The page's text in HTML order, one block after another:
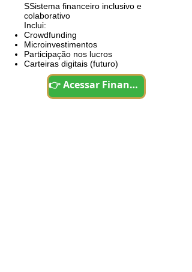
SSistema financeiro inclusivo e
colaborativo
Inclui:
Crowdfunding
Microinvestimentos
Participação nos lucros
Carteiras digitais (futuro)
👉 Acessar Finanças